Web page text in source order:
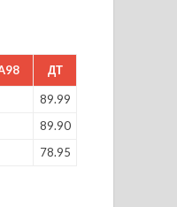
ДТ
89.99
89.90
78.95